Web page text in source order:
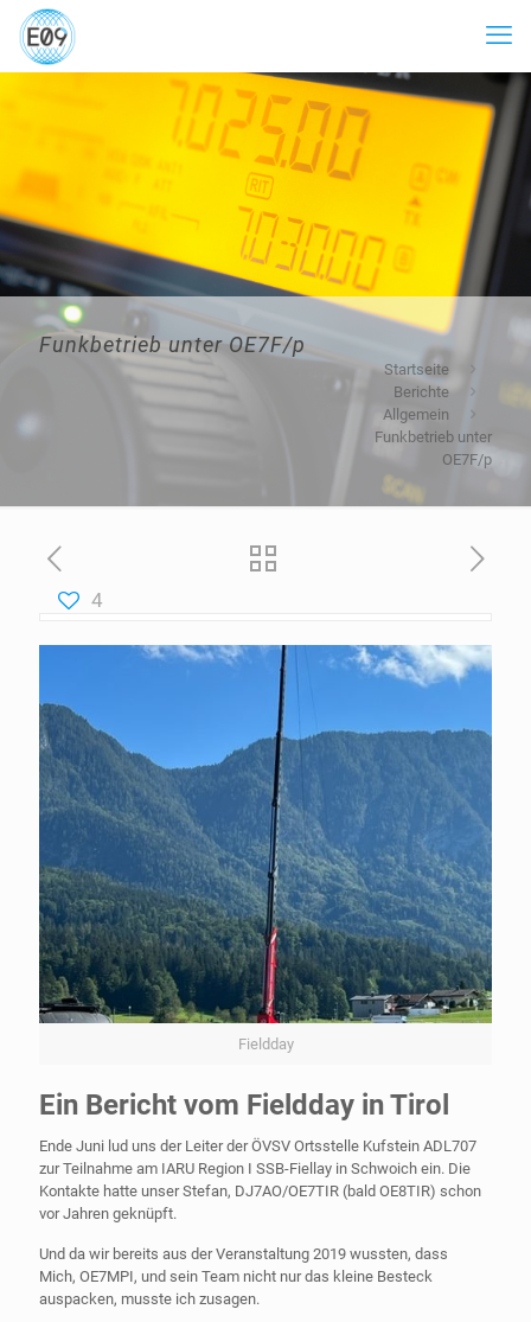
Funkbetrieb unter OE7F/p
Startseite
Berichte
Allgemein
Funkbetrieb unter
OE7F/p
4
Fieldday
Ein Bericht vom Fieldday in Tirol
Ende Juni lud uns der Leiter der ÖVSV Ortsstelle Kufstein ADL707
zur Teilnahme am IARU Region I SSB-Fiellay in Schwoich ein. Die
Kontakte hatte unser Stefan, DJ7AO/OE7TIR (bald OE8TIR) schon
vor Jahren geknüpft.
Und da wir bereits aus der Veranstaltung 2019 wussten, dass
Mich, OE7MPI, und sein Team nicht nur das kleine Besteck
auspacken, musste ich zusagen.